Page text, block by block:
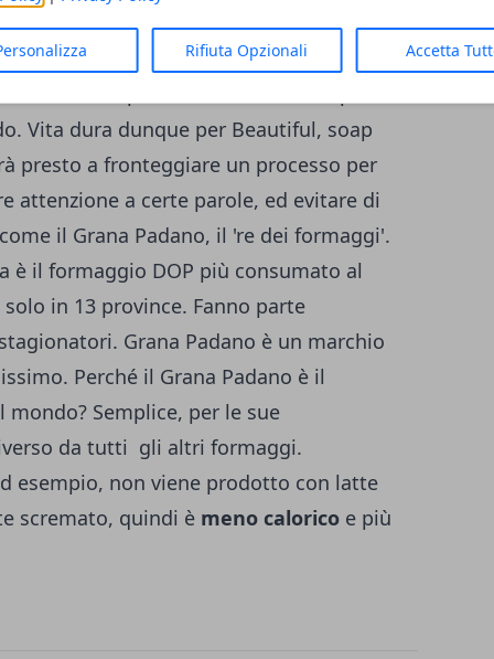
Rifiuta Opzionali Accetta
milionario alla produzione di
è vista da milioni di telespettatori in
è il prodotto italiano DOP più
Vita dura dunque per Beautiful, soap
presto a fronteggiare un processo per
attenzione a certe parole, ed evitare di
il Grana Padano, il 're dei formaggi'.
è il formaggio DOP più consumato al
in 13 province. Fanno parte
Grana Padano è un marchio
Perché il Grana Padano è il
Semplice, per le sue
da tutti gli altri formaggi.
esempio, non viene prodotto con latte
scremato, quindi è meno calorico e più